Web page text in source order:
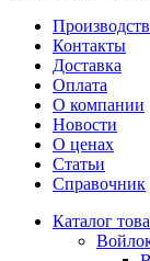
Контакты
Доставка
Оплата
О компании
Новости
О ценах
Статьи
Справочник
Каталог